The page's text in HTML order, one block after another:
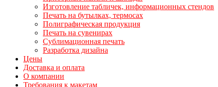
Изготовление табличек, информационных стендов
Печать на бутылках, термосах
Полиграфическая продукция
Печать на сувенирах
Сублимационная печать
Разработка дизайна
Цены
Доставка и оплата
О компании
Требования к макетам